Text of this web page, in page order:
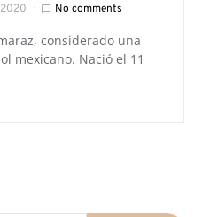
No comments
considerado una
mexicano. Nació el 11